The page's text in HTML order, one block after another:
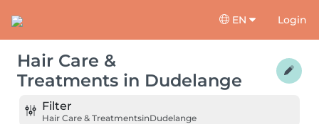
EN Login
Hair Care &
Treatments in Dudelange
Filter
Hair Care & TreatmentsinDudelange